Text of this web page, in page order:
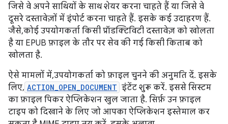
जिसे वे अपने साथियों के साथ शेयर करना चाहते हैं या जिसे वे
दूसरे दस्तावेज़ों में इंपोर्ट करना चाहते हैं. इसके कई उदाहरण हैं.
जैसे, कोई उपयोगकर्ता किसी प्रॉडक्टिविटी दस्तावेज़ को खोलता
है या EPUB फ़ाइल के तौर पर सेव की गई किसी किताब को
खोलता है.
ऐसे मामलों में, उपयोगकर्ता को फ़ाइल चुनने की अनुमति दें. इसके
लिए, ACTION_OPEN_DOCUMENT इंटेंट शुरू करें. इससे सिस्टम
का फ़ाइल पिकर ऐप्लिकेशन खुल जाता है. सिर्फ़ उन फ़ाइल
टाइप को दिखाने के लिए जो आपका ऐप्लिकेशन इस्तेमाल कर